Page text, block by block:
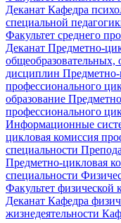
Деканат Кафедра
специальной
Факультет среднего
Деканат Предметно-
общеобразовательных,
дисциплин Предметно-
профессионального
образование
профессионального
Информационные
цикловая комиссия
специальности
Предметно-цикловая
специальности
Факультет физической
Деканат Кафедра
жизнедеятельности